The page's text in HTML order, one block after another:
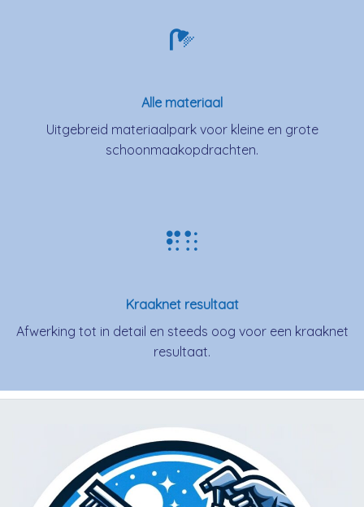
Alle materiaal
Uitgebreid materiaalpark voor kleine en grote
schoonmaakopdrachten.
Kraaknet resultaat
Afwerking tot in detail en steeds oog voor een kraaknet
resultaat.